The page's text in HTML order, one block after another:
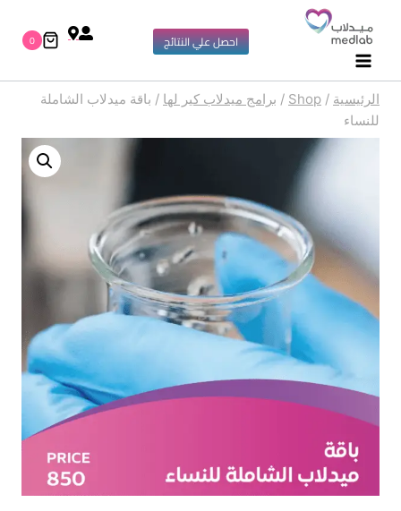
احصل علي النتائج 0
الرئيسية /
Shop
/ برامج ميدلاب كير لها / باقة ميدلاب الشاملة
للنساء